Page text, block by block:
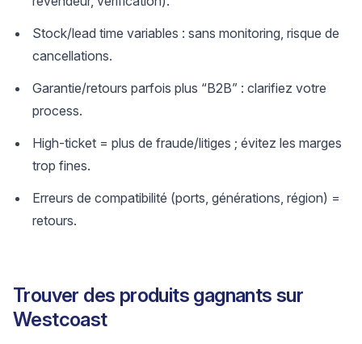
Stock/lead time variables : sans monitoring, risque de
cancellations.
Garantie/retours parfois plus “B2B” : clarifiez votre
process.
High-ticket = plus de fraude/litiges ; évitez les marges
trop fines.
Erreurs de compatibilité (ports, générations, région) =
retours.
Trouver des produits gagnants sur
Westcoast